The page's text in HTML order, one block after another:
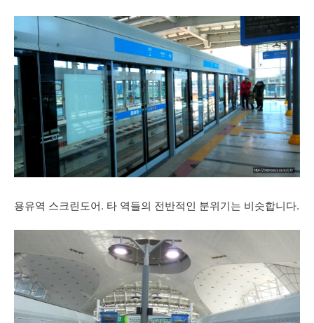
용유역 스크린도어. 타 역들의 전반적인 분위기는 비슷합니다.